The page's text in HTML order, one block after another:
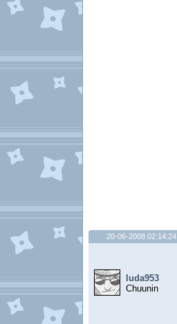
20-06-2008 02:14:24
luda953
Chuunin